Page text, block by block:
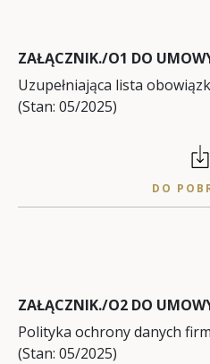
ZAŁĄCZNIK./O1 DO
Uzupełniająca lista
(Stan: 05/2025)
DO
ZAŁĄCZNIK./O2 DO
Polityka ochrony danych
(Stan: 05/2025)